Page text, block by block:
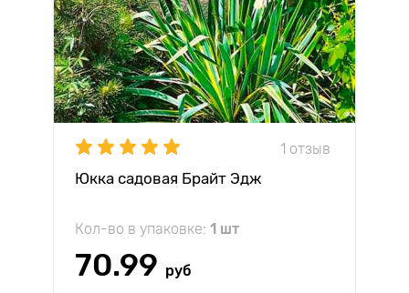
1 отзыв
Юкка садовая Брайт Эдж
Кол-во в упаковке: 1 шт
70.99 руб